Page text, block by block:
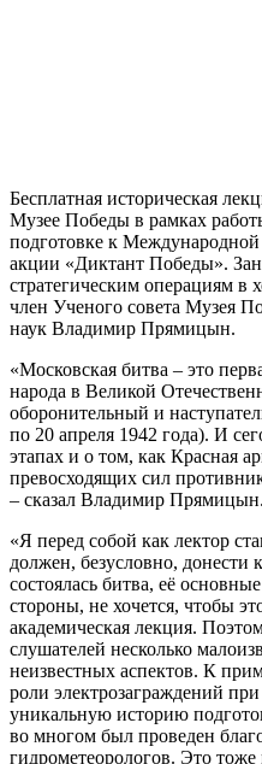
Бесплатная историческая
Музее Победы в рамках
подготовке к Международной
акции «Диктант Победы».
стратегическим операциям в
член Ученого совета Музея
наук Владимир Прямицын.
«Московская битва – это
народа в Великой
оборонительный и
по 20 апреля 1942 года). И
этапах и о том, как Красная
превосходящих сил
– сказал Владимир Прямицын.
«Я перед собой как лектор
должен, безусловно, донести
состоялась битва, её
стороны, не хочется, чтобы
академическая лекция.
слушателей несколько
неизвестных аспектов. К
роли электрозаграждений
уникальную историю
во многом был проведен
гидрометеорологов. Это тоже